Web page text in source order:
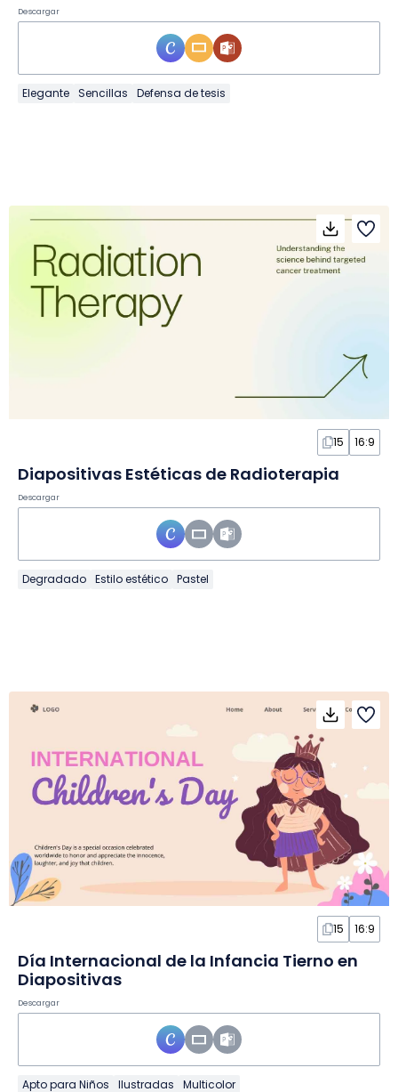
Descargar
Elegante Sencillas Defensa de tesis
15 16:9
Diapositivas Estéticas de Radioterapia
Descargar
Degradado Estilo estético Pastel
15 16:9
Día Internacional de la Infancia Tierno en
Diapositivas
Descargar
Apto para Niños Ilustradas Multicolor